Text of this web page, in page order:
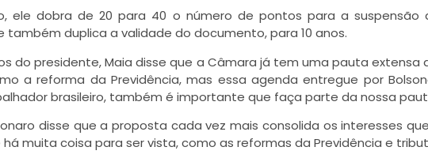
ele dobra de 20 para 40 o número de pontos para a suspensão
também duplica a validade do documento, para 10 anos.
do presidente, Maia disse que a Câmara já tem uma pauta extensa
a reforma da Previdência, mas essa agenda entregue por
brasileiro, também é importante que faça parte da nossa
disse que a proposta cada vez mais consolida os interesses
muita coisa para ser vista, como as reformas da Previdência e